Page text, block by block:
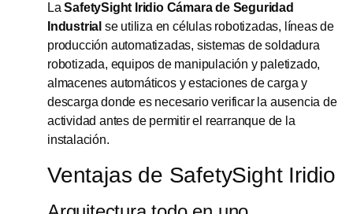
LaSafetySight Iridio Cámara de Seguridad
Industrial se utiliza en células robotizadas, líneas de
producción automatizadas, sistemas de soldadura
robotizada, equipos de manipulación y paletizado,
almacenes automáticos y estaciones de carga y
descarga donde es necesario verificar la ausencia de
actividad antes de permitir el rearranque de la
instalación.
Ventajas de SafetySight Iridio